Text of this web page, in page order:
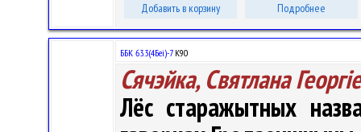
Добавить в корзину Подробнее
ББК 63.3(4Беі)-7К90
Сячэйка, Святлана
Лёс старажытных